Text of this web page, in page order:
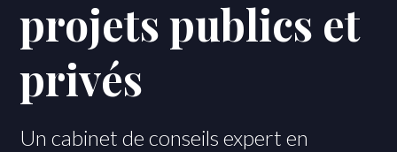
projets publics et
privés
Un cabinet de conseils expert en